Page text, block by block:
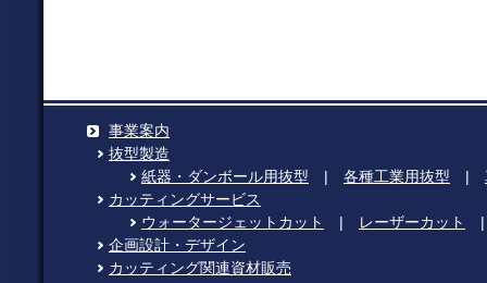
事業案内
抜型製造
紙器・ダンボール用抜型 | 各種工業用抜型 |
カッティングサービス
ウォータージェットカット
| レーザーカット
企画設計・デザイン
カッティング関連資材販売